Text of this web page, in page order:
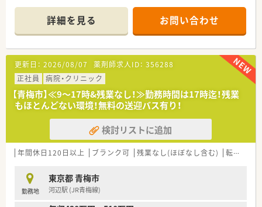
枚の処方箋を受け付けています。
■薬剤師は常勤4名、パート3名の複数名体制で、事務も複数名在
籍しており安心して業務に取り組めます。
【勤務実態について】
■ グループ全店舗で実働週36時間制と週休2.5日を導入してお
り、正社員でも非常に希少な好条件です。
■ 休日には日曜日と祝日のほかシフトによる休みがあり、夏季
休暇や年末年始休暇も取得可能です。
■ 昇給は年1回8月に実施され、安定して長期的にキャリアアッ
プを目指せる環境が整っています。
【こんな方にオススメ】
■ プライベートを充実させたい方へ、週休2.5日制と年間休日
■ 安定した経営基盤と充実した福利厚生の中で、安心して長く
キャリアを形成したい方に最適でございます。
■ 地域の患者様との信頼関係を大切にし、「かかりつけ薬剤師」
として活躍したい方にぜひ検討いただきたいです。
詳細を見る お問い合わせ
更新日： 2026/08/07 薬剤師求人ID： 356288
正社員
病院・クリニック
【青梅市】≪9～17時&残業なし！≫勤務時間は17時迄！残業
もほとんどない環境！無料の送迎バス有り！
検討リストに追加
年間休日120日以上 ブランク可 残業なし(ほぼなし含む) 転勤なし
勤務地
東京都 青梅市
河辺駅 (JR青梅線)